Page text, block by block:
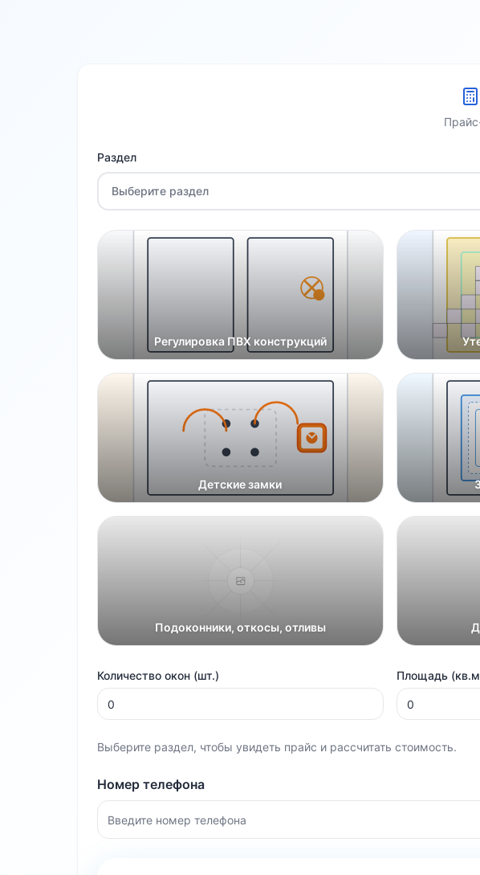
Раздел
Выберите раздел
Регулировка ПВХ конструкций
Детские замки
Подоконники, откосы, отливы
Количество окон (шт.) Площадь
Выберите раздел, чтобы увидеть прайс и рассчитать стоимость.
Номер телефона